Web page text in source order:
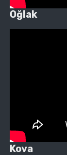
Oğlak
Kova